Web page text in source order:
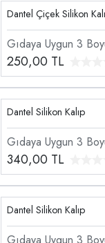
Dantel Çiçek Silikon
Gıdaya Uygun 3
Şekillendirici Silikon
250,00 TL
Dantel Silikon Kalıp
Gıdaya Uygun 3
Şekillendirici Silikon
340,00 TL
Dantel Silikon Kalıp